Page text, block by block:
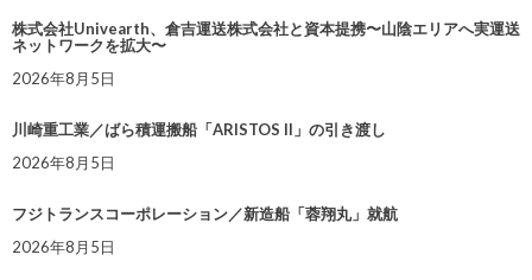
株式会社Univearth、倉吉運送株式会社と資本提携〜山陰エリアへ実運送
ネットワークを拡大〜
2026年8月5日
川崎重工業／ばら積運搬船「ARISTOS II」の引き渡し
2026年8月5日
フジトランスコーポレーション／新造船「蓉翔丸」就航
2026年8月5日